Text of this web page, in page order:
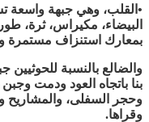
•القلب، وهي جبهة واسعة
البيضاء، مكيراس، ثرة،
بمعارك استنزاف مستمرة
والضالع بالنسبة
بنا باتجاه العود ودمت
وحجر السفلى، والمشاريح
وقراها.